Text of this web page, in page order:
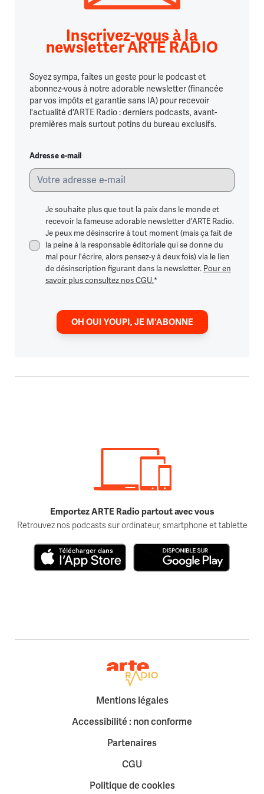
Inscrivez-vous à la
newsletter ARTE RADIO
Soyez sympa, faites un geste pour le podcast et
abonnez-vous à notre adorable newsletter (financée
par vos impôts et garantie sans IA) pour recevoir
l'actualité d'ARTE Radio : derniers podcasts, avant-
premières mais surtout potins du bureau exclusifs.
Adresse e-mail
Je souhaite plus que tout la paix dans le monde et
recevoir la fameuse adorable newsletter d'ARTE Radio.
Je peux me désinscrire à tout moment (mais ça fait de
la peine à la responsable éditoriale qui se donne du
mal pour l'écrire, alors pensez-y à deux fois) via le lien
de désinscription figurant dans la newsletter. Pour en
savoir plus consultez nos CGU.*
OH OUI YOUPI, JE M'ABONNE
Emportez ARTE Radio partout avec vous
Retrouvez nos podcasts sur ordinateur, smartphone et tablette
Retour à la page d'accueil
Mentions légales
Accessibilité : non conforme
Partenaires
CGU
Politique de cookies